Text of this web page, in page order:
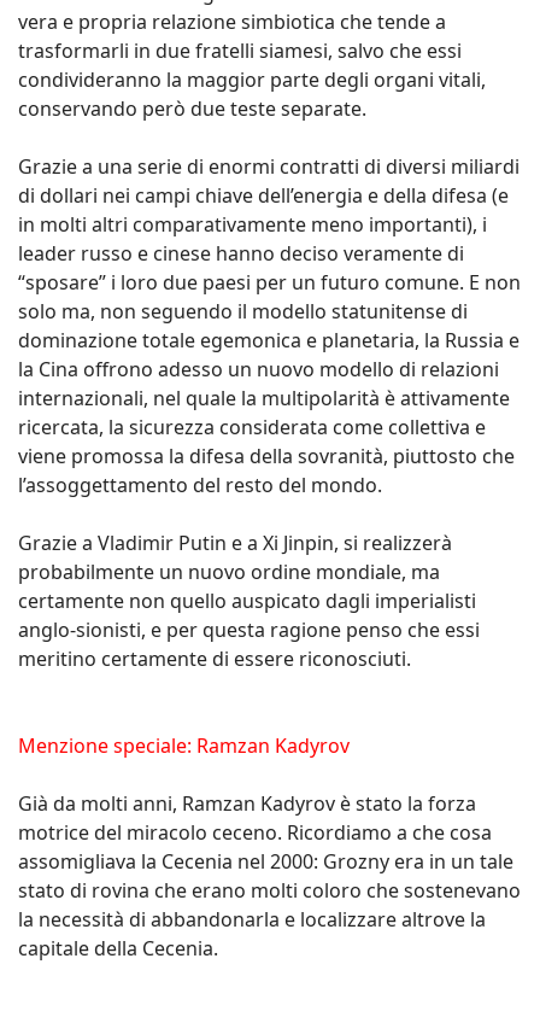
vera e propria relazione simbiotica che tende a
trasformarli in due fratelli siamesi, salvo che essi
condivideranno la maggior parte degli organi vitali,
conservando però due teste separate.
Grazie a una serie di enormi contratti di diversi miliardi
di dollari nei campi chiave dell’energia e della difesa (e
in molti altri comparativamente meno importanti), i
leader russo e cinese hanno deciso veramente di
“sposare” i loro due paesi per un futuro comune. E non
solo ma, non seguendo il modello statunitense di
dominazione totale egemonica e planetaria, la Russia e
la Cina offrono adesso un nuovo modello di relazioni
internazionali, nel quale la multipolarità è attivamente
ricercata, la sicurezza considerata come collettiva e
viene promossa la difesa della sovranità, piuttosto che
l’assoggettamento del resto del mondo.
Grazie a Vladimir Putin e a Xi Jinpin, si realizzerà
probabilmente un nuovo ordine mondiale, ma
certamente non quello auspicato dagli imperialisti
anglo-sionisti, e per questa ragione penso che essi
meritino certamente di essere riconosciuti.
Menzione speciale: Ramzan Kadyrov
Già da molti anni, Ramzan Kadyrov è stato la forza
motrice del miracolo ceceno. Ricordiamo a che cosa
assomigliava la Cecenia nel 2000: Grozny era in un tale
stato di rovina che erano molti coloro che sostenevano
la necessità di abbandonarla e localizzare altrove la
capitale della Cecenia.